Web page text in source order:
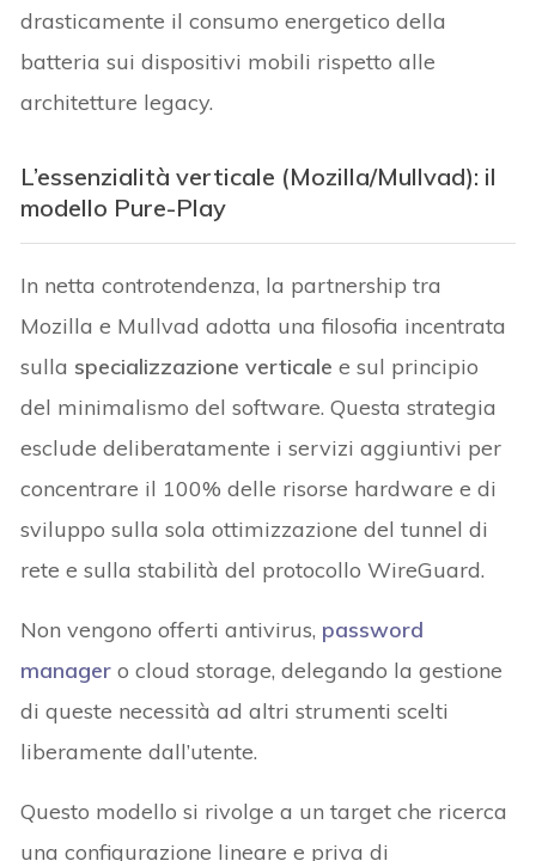
drasticamente il consumo energetico della
batteria sui dispositivi mobili rispetto alle
architetture legacy.
L’essenzialità verticale (Mozilla/Mullvad): il
modello Pure-Play
In netta controtendenza, la partnership tra
Mozilla e Mullvad adotta una filosofia incentrata
sulla specializzazione verticale e sul principio
del minimalismo del software. Questa strategia
esclude deliberatamente i servizi aggiuntivi per
concentrare il 100% delle risorse hardware e di
sviluppo sulla sola ottimizzazione del tunnel di
rete e sulla stabilità del protocollo WireGuard.
Non vengono offerti antivirus, password
manager o cloud storage, delegando la gestione
di queste necessità ad altri strumenti scelti
liberamente dall’utente.
Questo modello si rivolge a un target che ricerca
una configurazione lineare e priva di